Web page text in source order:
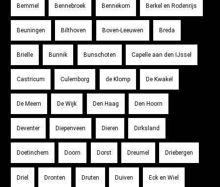
Bemmel Bennebroek Bennekom Berkel en Rodenrijs
Beuningen Bilthoven Boven-Leeuwen Breda
Brielle Bunnik Bunschoten Capelle aan den IJssel
Castricum Culemborg de Klomp De Kwakel
De Meern De Wijk Den Haag Den Hoorn
Deventer Diepenveen Dieren Dirksland
Doetinchem Doorn Dorst Dreumel Driebergen
Driel Dronten Druten Duiven Eck en Wiel